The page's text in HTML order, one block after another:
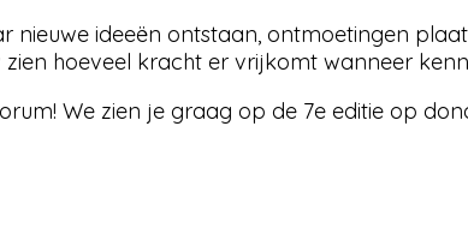
ideeën ontstaan, ontmoetingen
hoeveel kracht er vrijkomt wanneer
We zien je graag op de 7e editie op